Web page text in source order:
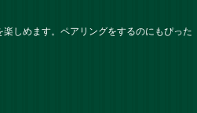
しめます。ペアリングをするのにもぴった